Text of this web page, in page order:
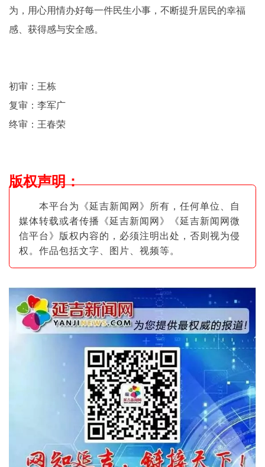
为，用心用情办好每一件民生小事，不断提升居民的幸福
感、获得感与安全感。
初审：王栋
复审：李军广
终审：王春荣
版权声明：
本平台为《延吉新闻网》所有，任何单位、自
媒体转载或者传播《延吉新闻网》《延吉新闻网微
信平台》版权内容的，必须注明出处，否则视为侵
权。作品包括文字、图片 、视频等。